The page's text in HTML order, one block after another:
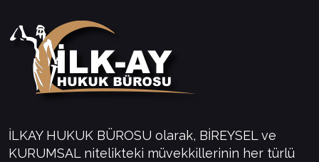
İLKAY HUKUK BÜROSU olarak, BİREYSEL ve
KURUMSAL nitelikteki müvekkillerinin her türlü